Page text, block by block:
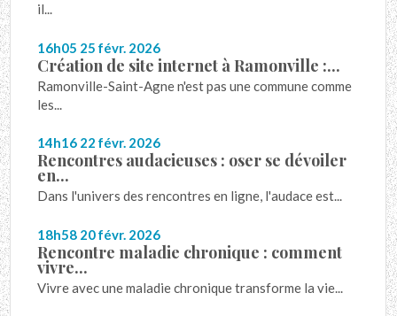
il...
16h05 25 févr. 2026
Création de site internet à Ramonville :...
Ramonville-Saint-Agne n'est pas une commune comme
les...
14h16 22 févr. 2026
Rencontres audacieuses : oser se dévoiler
en...
Dans l'univers des rencontres en ligne, l'audace est...
18h58 20févr. 2026
Rencontre maladie chronique : comment
vivre...
Vivre avec une maladie chronique transforme la vie...